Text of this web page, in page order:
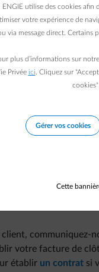
ce décompte
contrat n'est pas à
contrat à votre
le
le
d'énergie
contrat était à votre
la situation afin que
pour votre
mais
d'énergie
client,
votre facture de
établir un contrat si
ENGIE utilise des cookies
votre expérience de
via message direct. Certains
plus d’informations sur
Privée ici . Cliquez sur
Gérer vos cookies
Cette